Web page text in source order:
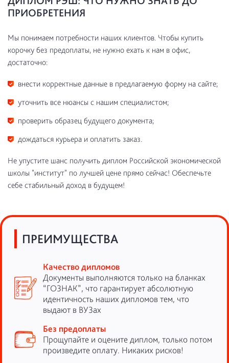
ПРИОБРЕТЕНИЯ
Мы понимаем потребности наших клиентов. Чтобы купить
корочку без предоплаты, не нужно ехать к нам в офис,
достаточно:
внести корректные данные в предлагаемую форму на сайте;
уточнить все нюансы с нашим специалистом;
проверить образец будущего документа;
дождаться курьера и оплатить заказ.
Не упустите шанс получить диплом Российской экономической
школы "институт" по лучшей цене прямо сейчас! Обеспечьте
себе стабильный доход в будущем!
ПРЕИМУЩЕСТВА
Качество дипломов
Документы выполняются только на бланках
“ГОЗНАК”, что гарантирует абсолютную
идентичность наших дипломов тем, что
выдают в ВУЗах
Без предоплаты
Прощупайте и оцените диплом, только потом
произведите оплату. Никаких рисков!